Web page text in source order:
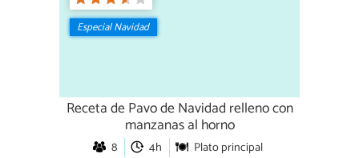
Especial Navidad
Receta de Pavo de Navidad relleno con
manzanas al horno
8 4h Plato principal